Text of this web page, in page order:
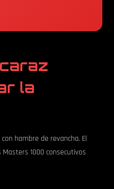
la
hambre de revancha. El
1000 consecutivos